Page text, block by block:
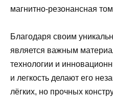
магнитно-резонансная
Благодаря своим
является важным
технологии и
и легкость делают его
лёгких, но прочных